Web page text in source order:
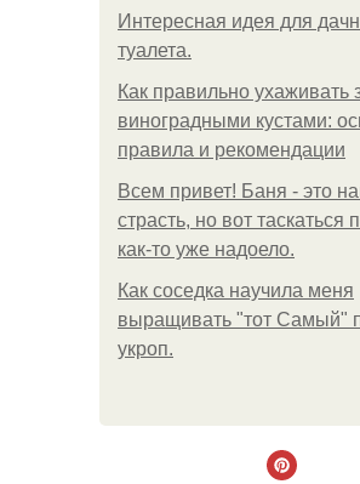
Интересная идея для
туалета.
Как правильно ухаживать
виноградными кустами:
правила и рекомендации
Всем привет! Баня - это
страсть, но вот таскаться
как-то уже надоело.
Как соседка научила меня
выращивать "тот Самый"
укроп.